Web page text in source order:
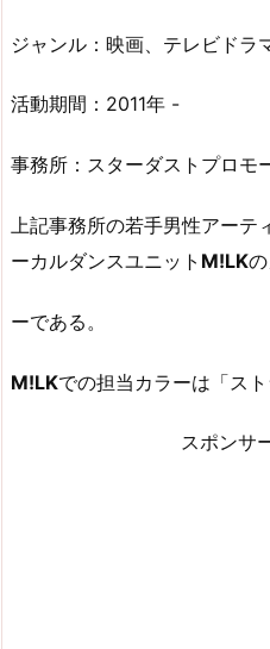
ジャンル：映画、テレビドラ
活動期間：2011年 -
事務所：スターダストプロモ
上記事務所の若手男性アー
ーカルダンスユニット M!LK
ーである。
M!LKでの担当カラーは「ス
スポンサ